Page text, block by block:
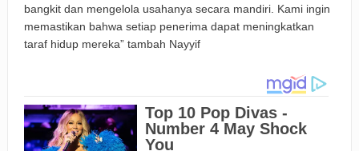
bangkit dan mengelola usahanya secara mandiri. Kami ingin
memastikan bahwa setiap penerima dapat meningkatkan
taraf hidup mereka” tambah Nayyif